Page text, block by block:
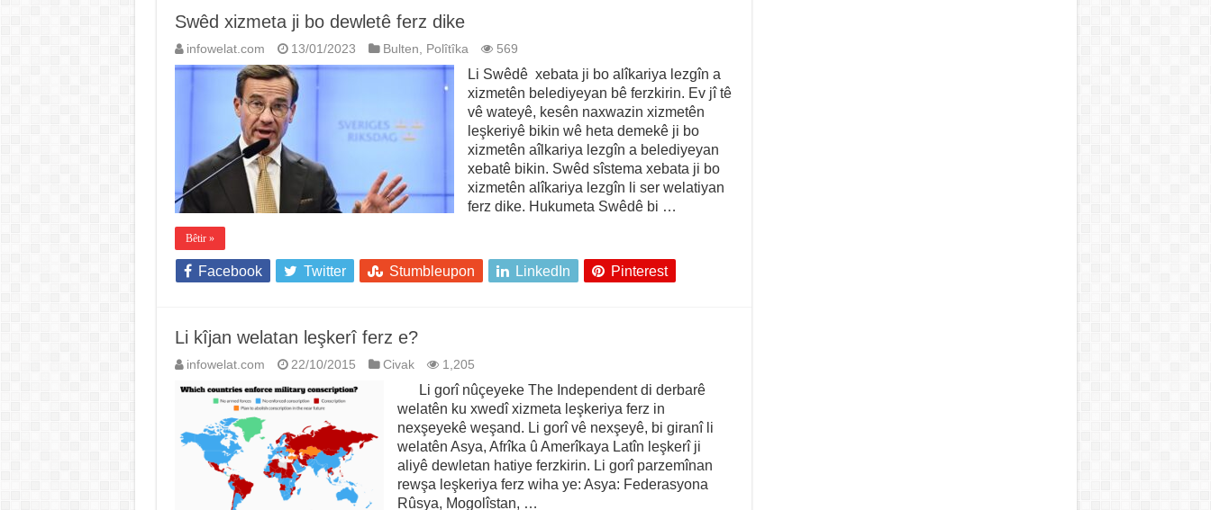
Swêd xizmeta ji bo dewletê ferz dike
infowelat.com 13/01/2023 Bulten, Polîtîka 569
Li Swêdê xebata ji bo alîkariya lezgîn a
xizmetên belediyeyan bê ferzkirin. Ev jî tê
vê wateyê, kesên naxwazin xizmetên
leşkeriyê bikin wê heta demekê ji bo
xizmetên aîlkariya lezgîn a belediyeyan
xebatê bikin. Swêd sîstema xebata ji bo
xizmetên alîkariya lezgîn li ser welatiyan
ferz dike. Hukumeta Swêdê bi …
Bêtir »
Facebook Twitter Stumbleupon LinkedIn Pinterest
Li kîjan welatan leşkerî ferz e?
infowelat.com 22/10/2015 Civak 1,205
Li gorî nûçeyeke The Independent di derbarê
welatên ku xwedî xizmeta leşkeriya ferz in
nexşeyekê weşand. Li gorî vê nexşeyê, bi giranî li
welatên Asya, Afrîka û Amerîkaya Latîn leşkerî ji
aliyê dewletan hatiye ferzkirin. Li gorî parzemînan
rewşa leşkeriya ferz wiha ye: Asya: Federasyona
Rûsya, Mogolîstan, …